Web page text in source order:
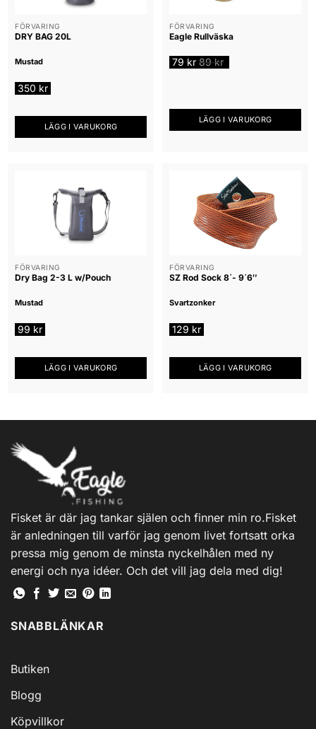
FÖRVARING
DRY BAG 20L
Mustad
350 kr
LÄGG I VARUKORG
FÖRVARING
Eagle Rullväska
79 kr 89kr
LÄGG I VARUKORG
FÖRVARING
Dry Bag 2-3 L w/Pouch
Mustad
99 kr
LÄGG I VARUKORG
FÖRVARING
SZ Rod Sock 8´- 9´6″
Svartzonker
129 kr
LÄGG I VARUKORG
Fisket är där jag tankar själen och finner min ro.Fisket
är anledningen till varför jag genom livet fortsatt orka
pressa mig genom de minsta nyckelhålen med ny
energi och nya idéer. Och det vill jag dela med dig!
SNABBLÄNKAR
Butiken
Blogg
Köpvillkor